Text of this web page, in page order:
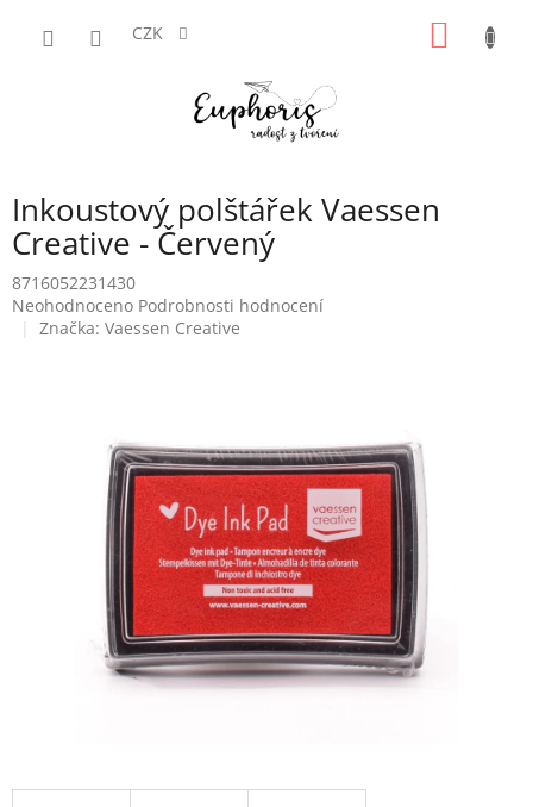
CZK
Inkoustový polštářek Vaessen
Creative - Červený
8716052231430
Průměrné
hodnocení
Neohodnoceno Podrobnosti hodnocení
Značka: Vaessen Creative